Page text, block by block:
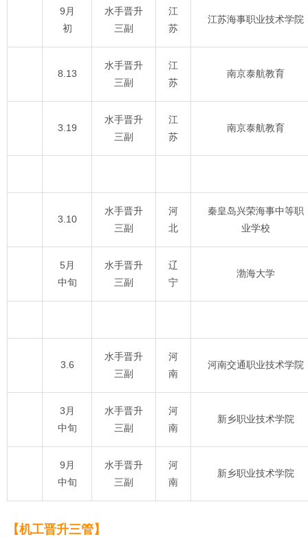
9月
初
水手晋升
三副
江
苏
江苏海事职业技术学院
8.13
水手晋升
三副
江
苏
南京泰航教育
3.19
水手晋升
三副
江
苏
南京泰航教育
3.10
水手晋升
三副
河
北
秦皇岛兴荣海事中等职
业学校
5月
中旬
水手晋升
三副
辽
宁
渤海大学
3.6
水手晋升
三副
河
南
河南交通职业技术学院
3月
中旬
水手晋升
三副
河
南
新乡职业技术学院
9月
中旬
水手晋升
三副
河
南
新乡职业技术学院
【机工晋升三管】